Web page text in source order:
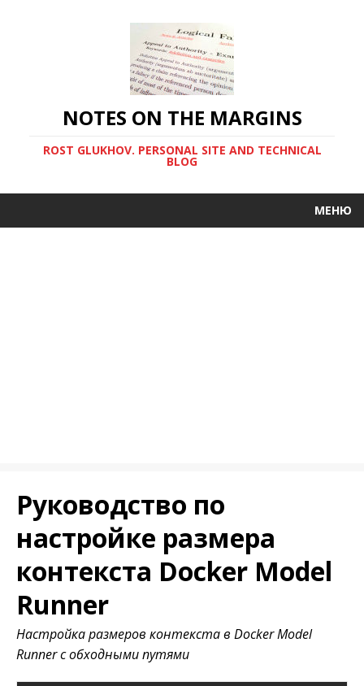
NOTES ON THE MARGINS
ROST GLUKHOV. PERSONAL SITE AND TECHNICAL
BLOG
МЕНЮ
Руководство по
настройке размера
контекста Docker Model
Runner
Настройка размеров контекста в Docker Model
Runner с обходными путями